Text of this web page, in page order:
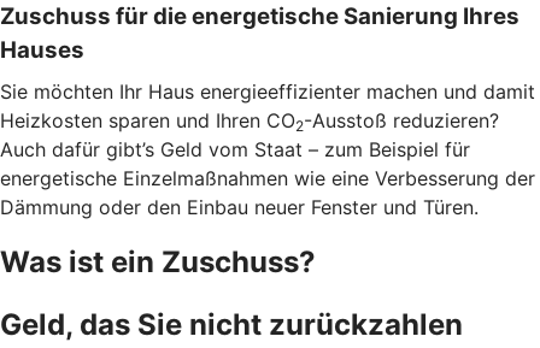
Zuschuss für die energetische Sanierung Ihres
Hauses
Sie möchten Ihr Haus energieeffizienter machen und damit
Heizkosten sparen und Ihren CO2-Ausstoß reduzieren?
Auch dafür gibt’s Geld vom Staat – zum Beispiel für
energetische Einzelmaßnahmen wie eine Verbesserung der
Dämmung oder den Einbau neuer Fenster und Türen.
Was ist ein Zuschuss?
Geld, das Sie nicht zurückzahlen